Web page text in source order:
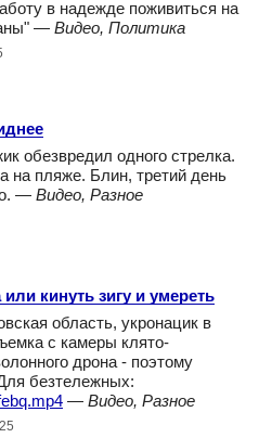
в надежде поживиться на
— Видео, Политика
обезвредил одного стрелка.
на пляже. Блин, третий день
— Видео, Разное
кинуть зигу и умереть
область, укронацик в
с камеры клято-
дрона - поэтому
безтележных:
— Видео, Разное